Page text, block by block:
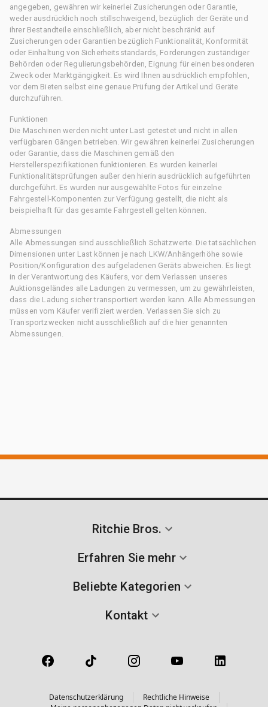
angegeben, gewähren wir keinerlei Zusicherungen oder Garantie,
weder ausdrücklich noch stillschweigend, bezüglich der Geräte und
ihrer Bestandteile einschließlich, aber nicht beschränkt auf
Zusicherungen oder Garantien bezüglich Funktionalität, Konformität
oder Einhaltung von Sicherheitsstandards, Forderungen zuständiger
Behörden oder Regulierungsbehörden, Eignung für einen besonderen
Zweck oder Marktgängigkeit. Es wird Ihnen ausdrücklich empfohlen,
vor dem Bieten selbst eine genaue Prüfung der Artikel und Geräte
durchzuführen.
Funktionen
Die Maschinen werden nicht unter Last getestet und nicht in allen
verfügbaren Gängen betrieben. Wir gewähren keinerlei Zusicherungen
oder Garantie, dass die Maschinen gemäß den
Herstellerspezifikationen funktionieren. Es wurden keinerlei
Funktionalitätsprüfungen außer den hierin ausdrücklich aufgeführten
durchgeführt. Es wurden nur ausgewählte Fotos für einzelne
Fahrgestell-Komponenten zur Verfügung gestellt, die nicht als
beispielhaft für das gesamte Fahrgestell gelten können.
Abmessungen
Alle Abmessungen sind ausschließlich Schätzwerte. Die tatsächlichen
Dimensionen unter Last können je nach LKW/Anhängerhöhe sowie
Position/Konfiguration des aufgeladenen Geräts abweichen. Es liegt
in der Verantwortung des Käufers, vor dem Verlassen unseres
Auktionsgeländes alle Ladungen zu vermessen, um zu gewährleisten,
dass die Ladung sicher transportiert werden kann. Alle Abmessungen
müssen vom Käufer verifiziert werden. Verlassen Sie sich zu
Transportzwecken nicht ausschließlich auf die hier genannten
Abmessungen.
Ritchie Bros.
Erfahren Sie mehr
Beliebte Kategorien
Kontakt
Datenschutzerklärung
Rechtliche Hinweise